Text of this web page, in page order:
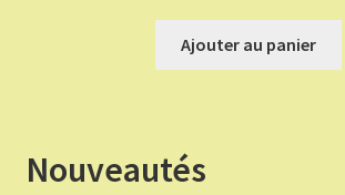
initial
était :
actuel
est :
Ajouter au panier
Nouveautés